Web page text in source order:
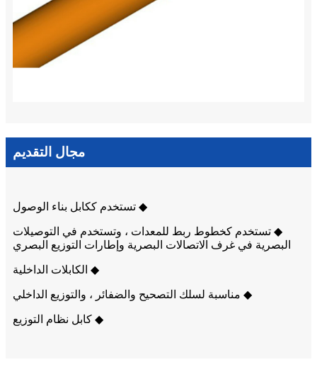
مجال التقديم
◆ تستخدم ككابل بناء الوصول
◆ تستخدم كخطوط ربط للمعدات ، وتستخدم في التوصيلات
البصرية في غرف الاتصالات البصرية وإطارات التوزيع البصري
◆ الكابلات الداخلية
◆ مناسبة لسلك التصحيح والضفائر ، والتوزيع الداخلي
◆ كابل نظام التوزيع